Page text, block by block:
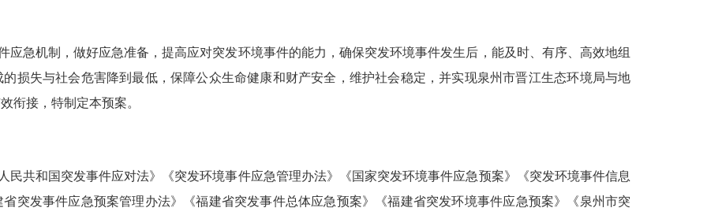
应急机制，做好应急准备，提高应对突发环境事件的能力，确保突发环境事件发生后，能及时、有序、高效地组
损失与社会危害降到最低，保障公众生命健康和财产安全，维护社会稳定，并实现泉州市晋江生态环境局与地
衔接，特制定本预案。
民共和国突发事件应对法》《突发环境事件应急管理办法》《国家突发环境事件应急预案》《突发环境事件信息
省突发事件应急预案管理办法》《福建省突发事件总体应急预案》《福建省突发环境事件应急预案》《泉州市突